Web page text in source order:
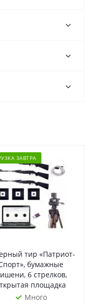
ЗАВТРА
тир «Патриот-
бумажные
6 стрелков,
площадка
Много